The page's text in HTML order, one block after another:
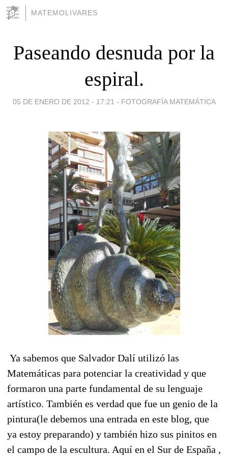
MATEMOLIVARES
Paseando desnuda por la
espiral.
05 DE ENERO DE 2012 - 17:21 - FOTOGRAFÍA MATEMÁTICA
Ya sabemos que Salvador Dalí utilizó las
Matemáticas para potenciar la creatividad y que
formaron una parte fundamental de su lenguaje
artístico. También es verdad que fue un genio de la
pintura(le debemos una entrada en este blog, que
ya estoy preparando) y también hizo sus pinitos en
el campo de la escultura. Aquí en el Sur de España ,